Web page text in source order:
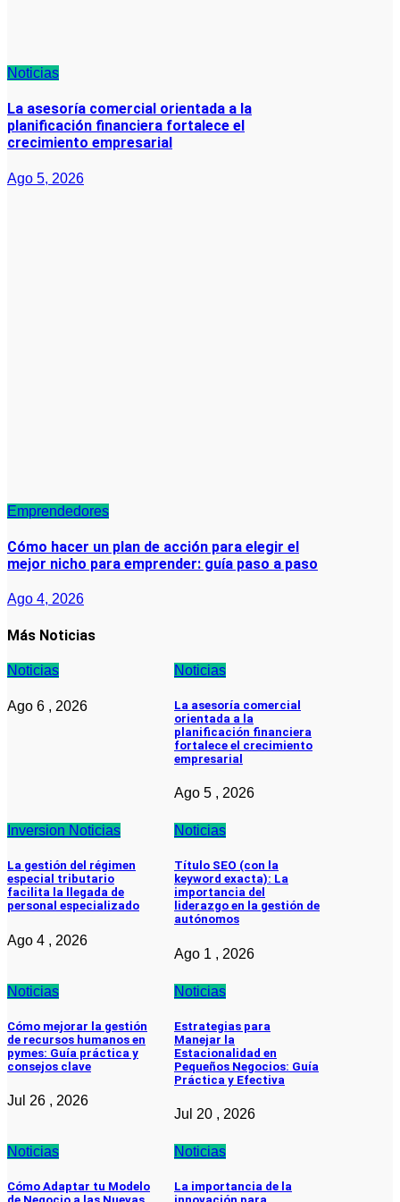
Noticias
La asesoría comercial orientada a la
planificación financiera fortalece el
crecimiento empresarial
Ago 5, 2026
Emprendedores
Cómo hacer un plan de acción para elegir el
mejor nicho para emprender: guía paso a paso
Ago 4, 2026
Más Noticias
Noticias
Ago 6 , 2026
Noticias
La asesoría comercial
orientada a la
planificación financiera
fortalece el crecimiento
empresarial
Ago 5 , 2026
Inversion Noticias
La gestión del régimen
especial tributario
facilita la llegada de
personal especializado
Ago 4 , 2026
Noticias
Título SEO (con la
keyword exacta): La
importancia del
liderazgo en la gestión de
autónomos
Ago 1 , 2026
Noticias
Cómo mejorar la gestión
de recursos humanos en
pymes: Guía práctica y
consejos clave
Jul 26 , 2026
Noticias
Estrategias para
Manejar la
Estacionalidad en
Pequeños Negocios: Guía
Práctica y Efectiva
Jul 20 , 2026
Noticias
Cómo Adaptar tu Modelo
Noticias
La importancia de la